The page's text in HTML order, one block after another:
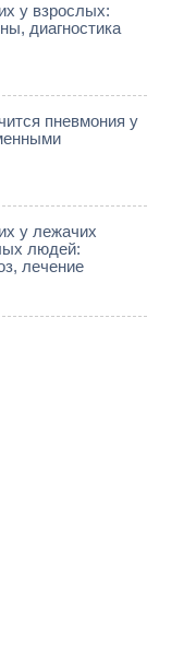
у взрослых:
диагностика
пневмония у
у лежачих
людей:
лечение